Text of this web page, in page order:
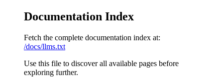
Documentation Index
Fetch the complete documentation index at:
/docs/llms.txt
Use this file to discover all available pages before
exploring further.